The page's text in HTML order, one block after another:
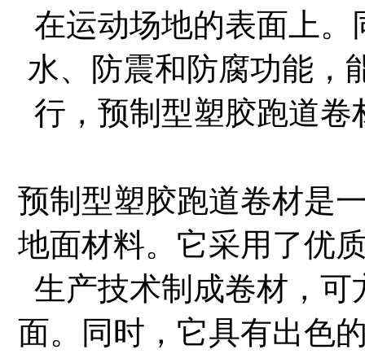
在运动场地的表面上
水、防震和防腐功能，
行，预制型塑胶跑道
预制型塑胶跑道卷材是
地面材料。它采用了优
生产技术制成卷材，
面。同时，它具有出色